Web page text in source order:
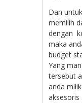
Dan
memilih
dengan
maka
budget
Yang
tersebut
anda
aksesoris